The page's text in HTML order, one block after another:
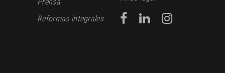
Reformas integrales